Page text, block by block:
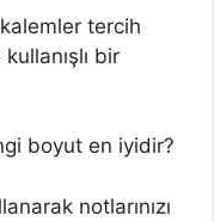
tercih
bir
boyut en iyidir?
notlarınızı